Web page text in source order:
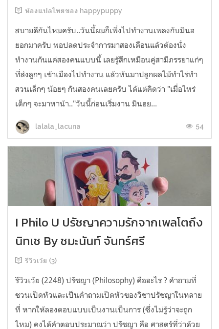
ห้องแปลไทยของ happypuppy
สบายดีกันไหมครับ..วันนี้ผมก็เพิ่งไปทำงานเพลงกับมินฮ
ยอกมาครับ พอปลดประจำการมาสองเดือนแล้วต้องนั่ง
ทำงานกันแค่สองคนแบบนี้ เลยรู้สึกเหมือนคู่สามีภรรยาแก่ๆ
ที่ส่งลูกๆ เข้าเมืองไปทำงาน แล้วหันมาปลูกผลไม้ทำไร่ทำ
สวนเล็กๆ น้อยๆ กันสองคนเลยครับ ได้แต่คิดว่า "เมื่อไหร่
เด็กๆ จะมาหาน้า.."วันนี้ก่อนเริ่มงาน มินฮย...
lalala_lacuna 54
I Philo U ปรัชญาความรักจากเพลโตถึง
นิทเช By ชมะนันท์ จันทร์ศรี
รีวิวเว้ย (3)
รีวิวเว้ย (2248) ปรัชญา (Philosophy) คืออะไร ? คำถามที่
ชวนเปิดหัวและเป็นคำถามเปิดหัวของวิชาปรัชญาในหลาย
ที่ หากให้ลองตอบแบบเป็นงานเป็นการ (ซึ่งไม่รู้ว่าจะถูก
ไหม) คงได้คำตอบประมาณว่า ปรัชญา คือ ศาสตร์ที่ว่าด้วย